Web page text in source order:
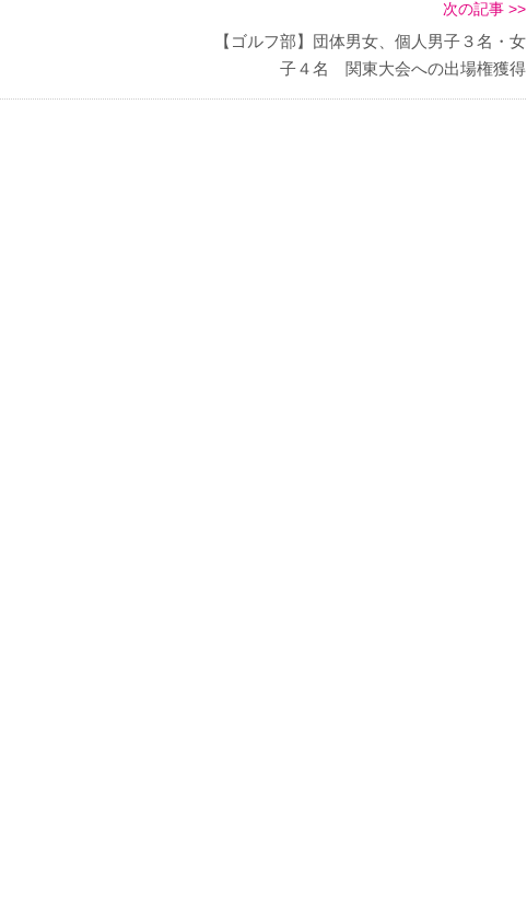
次の記事 >>
【ゴルフ部】団体男女、個人男子３名・女
子４名 関東大会への出場権獲得